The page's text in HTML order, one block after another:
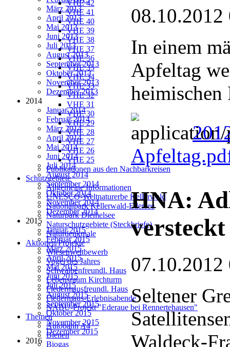
VHE 42
VHE 41
VHE 40
VHE 39
VHE 38
VHE 37
VHE 36
VHE 35
VHE 34
VHE 33
VHE 32
VHE 31
VHE 30
VHE 29
VHE 28
VHE 27
VHE 26
VHE 25
Publikationen aus den Nachbarkreisen
Schutzgebiete
Allgemeine Informationen
UNESCO-Weltnaturerbe Kellerwald
Nationalpark Kellerwald-Edersee
Naturpark Diemelsee
Naturschutzgebiete (Steckbriefe)
Naturdenkmale
Aktionen/Projekte
Wiesenwettbewerb
Vogel des Jahres
Schwalbenfreundl. Haus
Lebensraum Kirchturm
Fledermausfreundl. Haus
Fledermaus-Erlebnisabende
NABU-Projekt "Ederaue bei Rennertehausen"
Themen
Autobahn A4
Bienen
Biogas
März 2013
April 2013
Mai 2013
Juni 2013
Juli 2013
August 2013
September 2013
Oktober 2013
November 2013
Dezember 2013
2014
Januar 2014
Februar 2014
März 2014
April 2014
Mai 2014
Juni 2014
Juli 2014
August 2014
September 2014
Oktober 2014
November 2014
Dezember 2014
2015
Januar 2015
Februar 2015
März 2015
April 2015
Mai 2015
Juni 2015
Juli 2015
August 2015
September 2015
Oktober 2015
November 2015
Dezember 2015
2016
08.10.2012
In einem
Apfeltag
heimischen
HNA:
versteckt
07.10.2012
Seltener
Waldeck-